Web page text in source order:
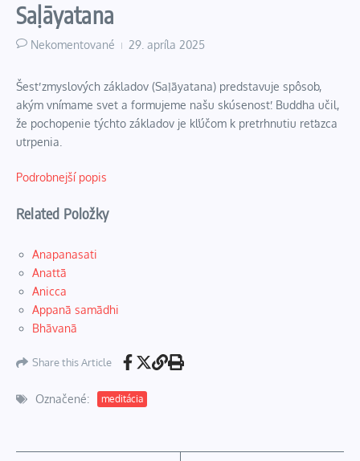
Saḷāyatana
Nekomentované 29. apríla 2025
Šesť zmyslových základov (Saḷāyatana) predstavuje spôsob,
akým vnímame svet a formujeme našu skúsenosť. Buddha učil,
že pochopenie týchto základov je kľúčom k pretrhnutiu reťazca
utrpenia.
Podrobnejší popis
Related Položky
Anapanasati
Anattā
Anicca
Appanā samādhi
Bhāvanā
Share this Article
Označené: meditácia